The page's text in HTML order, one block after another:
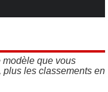
modèle que vous
plus les classements en